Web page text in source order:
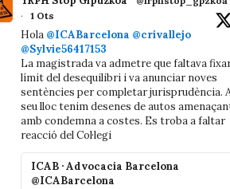
·
1 Ots
Hola @ICABarcelona @crivallejo
@Sylvie56417153
La magistrada va admetre que faltava
límit del desequilibri i va anunciar noves
sentències per completar jurisprudència.
seu lloc tenim desenes de autos
amb condemna a costes. Es troba a faltar
reacció del Col·legi
ICAB · Advocacia Barcelona
@ICABarcelona